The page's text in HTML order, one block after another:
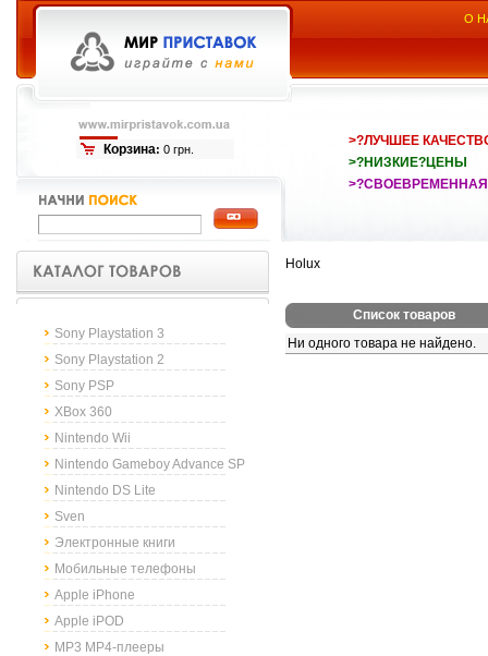
Корзина: 0 грн.
О
>?ЛУЧШЕЕ
>?НИЗКИЕ?ЦЕНЫ
Sony Playstation 3
Sony Playstation 2
Sony PSP
XBox 360
Nintendo Wii
Nintendo Gameboy Advance SP
Nintendo DS Lite
Sven
Электронные книги
Мобильные телефоны
Apple iPhone
Apple iPOD
MP3 MP4-плееры
Holux
Список товаров
Ни одного товара не найдено.